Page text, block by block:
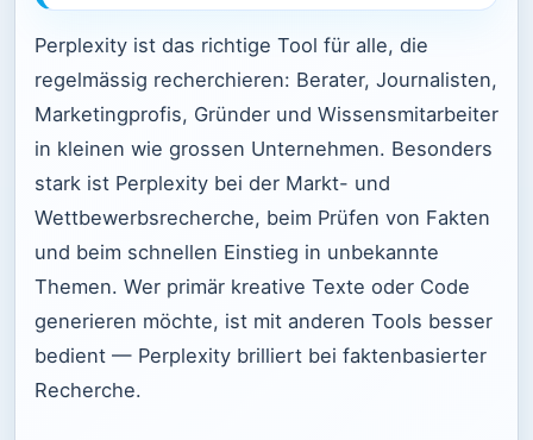
Perplexity ist das richtige Tool für alle, die
regelmässig recherchieren: Berater, Journalisten,
Marketingprofis, Gründer und Wissensmitarbeiter
in kleinen wie grossen Unternehmen. Besonders
stark ist Perplexity bei der Markt- und
Wettbewerbsrecherche, beim Prüfen von Fakten
und beim schnellen Einstieg in unbekannte
Themen. Wer primär kreative Texte oder Code
generieren möchte, ist mit anderen Tools besser
bedient — Perplexity brilliert bei faktenbasierter
Recherche.